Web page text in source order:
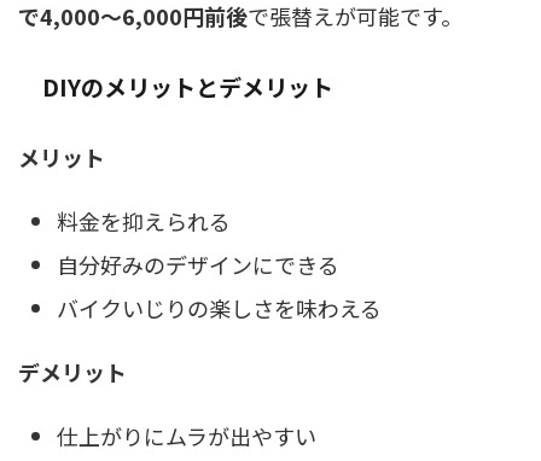
で4,000〜6,000円前後で張替えが可能です。
DIYのメリットとデメリット
メリット
料金を抑えられる
自分好みのデザインにできる
バイクいじりの楽しさを味わえる
デメリット
仕上がりにムラが出やすい